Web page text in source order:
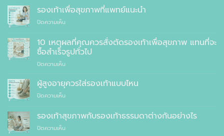
รองเท้าเพื่อสุขภาพที่แพทย์แนะนำ
ปิดความเห็นบน
เพื่อ
สุขภาพ
ที่
แพทย์
10 เหตุผลที่คุณควรสั่งตัดรองเท้าเพื่อสุขภาพ แทนที่จะ
ซื้อสำเร็จรูปทั่วไป
ปิดความเห็นบน
เหตุผล
คุณ
สั่ง
ตัด
รองเท้า
ผู้สูงอายุควรใส่รองเท้าแบบไหน
ปิดความเห็นบน
สูง
อายุ
ควร
รองเท้าสุขภาพกับรองเท้าธรรมดาต่างกันอย่างไร
ปิดความเห็นบน